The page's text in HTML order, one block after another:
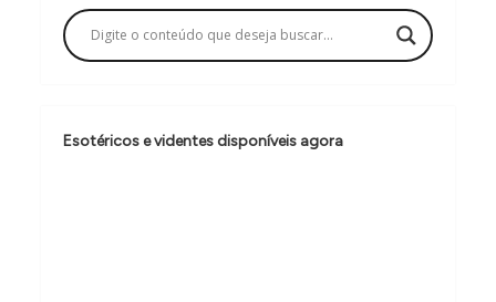
ç
ã
d
Esotéricos e videntes disponíveis agora